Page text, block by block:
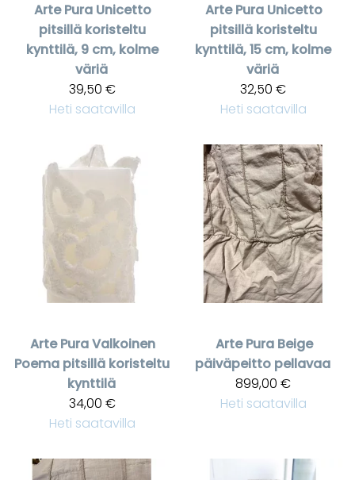
Arte Pura Unicetto
pitsillä koristeltu
kynttilä, 9 cm, kolme
väriä
39,50 €
Heti saatavilla
Arte Pura Unicetto
pitsillä koristeltu
kynttilä, 15 cm, kolme
väriä
32,50 €
Heti saatavilla
Arte PuraValkoinen
Poema pitsillä koristeltu
kynttilä
34,00 €
Heti saatavilla
Arte Pura Beige
päiväpeitto pellavaa
899,00 €
Heti saatavilla